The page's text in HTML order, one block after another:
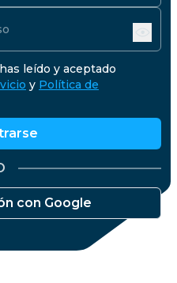
leído y aceptado
y Política de
con Google